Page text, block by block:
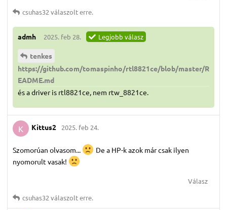
csuhas32 válaszolt erre.
admh 2025. feb 28. Legjobb válasz
tenkes
https://github.com/tomaspinho/rtl8821ce/blob/master/R
EADME.md
és a driver is rtl8821ce, nem rtw_8821ce.
K Kittus2 2025. feb 24.
Szomorúan olvasom...
De a HP-k azok már csak ilyen
nyomorult vasak!
Válasz
csuhas32 válaszolt erre.